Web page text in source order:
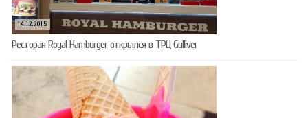
14.12.2015
Ресторан Royal Hamburger открылся в ТРЦ Gulliver